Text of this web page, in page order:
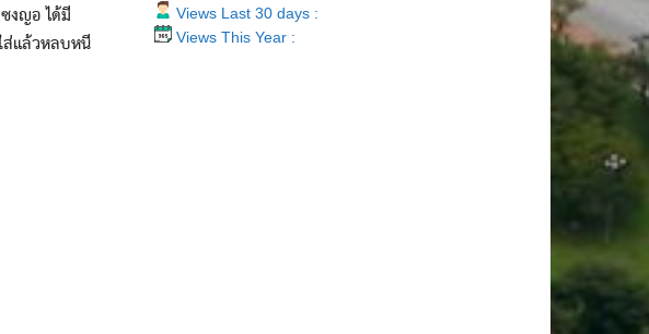
งญอ ได้มี
ส่แล้วหลบหนี
Views Last 30 days :
Views This Year :